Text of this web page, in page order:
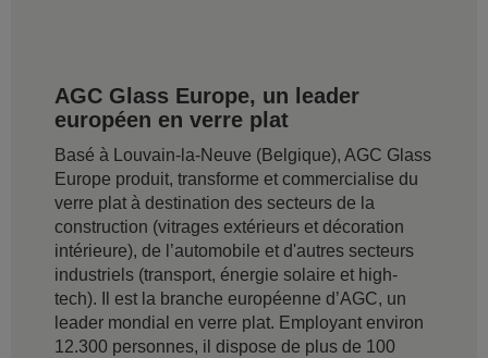
AGC Glass Europe, un leader
européen en verre plat
Basé à Louvain-la-Neuve (Belgique), AGC Glass
Europe produit, transforme et commercialise du
verre plat à destination des secteurs de la
construction (vitrages extérieurs et décoration
intérieure), de l’automobile et d'autres secteurs
industriels (transport, énergie solaire et high-
tech). Il est la branche européenne d’AGC, un
leader mondial en verre plat. Employant environ
12.300 personnes, il dispose de plus de 100